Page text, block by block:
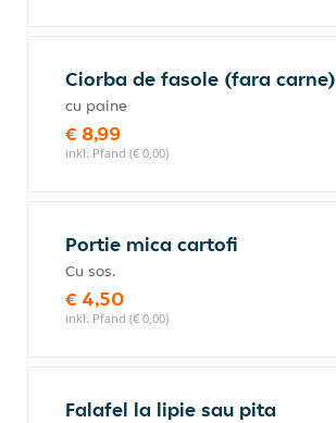
Ciorba de fasole (fara carne)
cu paine
€ 8,99
inkl. Pfand (€ 0,00)
Portie mica cartofi
Cu sos.
€ 4,50
inkl. Pfand (€ 0,00)
Falafel la lipie sau pita